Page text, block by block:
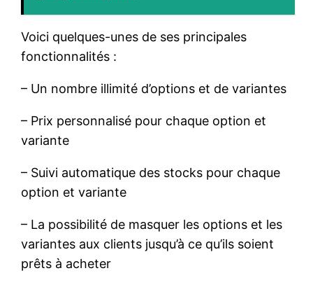
Voici quelques-unes de ses principales
fonctionnalités :
– Un nombre illimité d’options et de variantes
– Prix personnalisé pour chaque option et
variante
– Suivi automatique des stocks pour chaque
option et variante
– La possibilité de masquer les options et les
variantes aux clients jusqu’à ce qu’ils soient
prêts à acheter